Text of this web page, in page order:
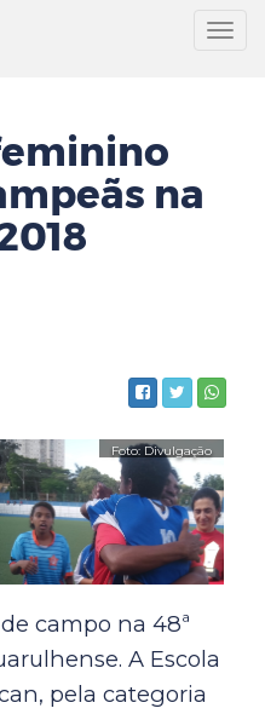
na
campo na 48ª
A Escola
pela categoria